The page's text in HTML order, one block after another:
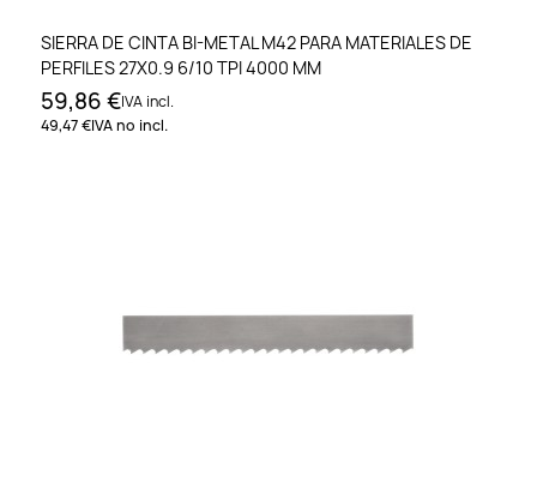
SIERRA DE CINTA BI-METAL M42 PARA MATERIALES DE
PERFILES 27X0.9 6/10 TPI 4000 MM
59,86 €IVA incl.
49,47 €IVA no incl.